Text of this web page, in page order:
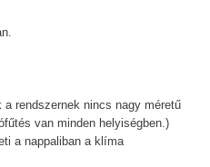
rendszernek nincs nagy méretű
van minden helyiségben.)
a nappaliban a klíma